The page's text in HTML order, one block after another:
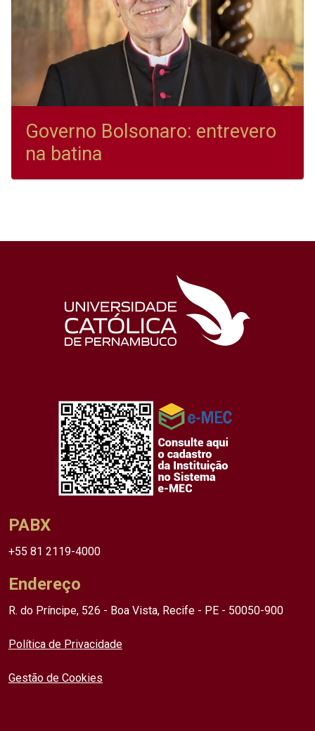
Governo Bolsonaro: entrevero
na batina
PABX
+55 81 2119-4000
Endereço
R. do Príncipe, 526 - Boa Vista, Recife - PE - 50050-900
Política de Privacidade
Gestão de Cookies